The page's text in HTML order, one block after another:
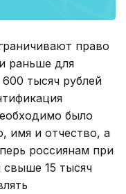
право
раньше для
тысяч рублей
было
имя и отчество, а
россиянам при
15 тысяч